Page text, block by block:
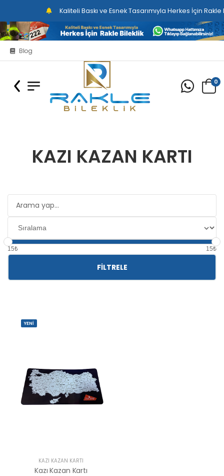
Kaliteli Baskı ve Esnek Tasarımıyla Herkes İçin Rakle
Blog
0
KAZI KAZAN KARTI
15₺ 15₺
FILTRELE
YENİ
KAZI KAZAN KARTI
Kazı Kazan Kartı